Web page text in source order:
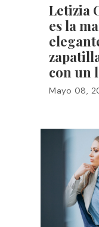
Letizia
es la
con un
Mayo 08,